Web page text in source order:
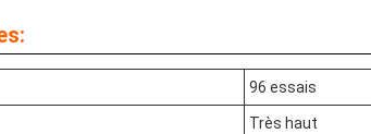
96 essais
Très haut